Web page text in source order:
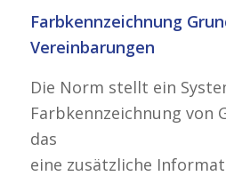
Farbkennzeichnung
Vereinbarungen
Die Norm stellt ein
Farbkennzeichnung von
das
eine zusätzliche